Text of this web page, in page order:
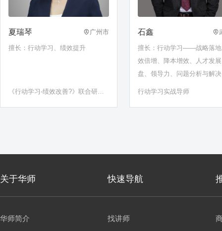
夏瑞琴 广州市
擅长：行动学习、绩效提升
《行动学习-绩效改善?》联合研发
导师
石鑫
擅长：行动学习——战略落地
效倍增、降本增效、人才发
盘、领导力、问题分析与解
行动学习实战导师
关于华师 快速导航
华师简介 找讲师